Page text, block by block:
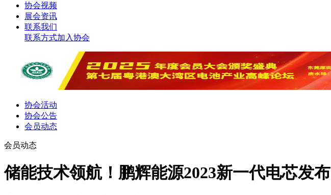
协会视频
展会资讯
联系我们
联系方式加入协会
协会活动
协会公告
会员动态
会员动态
储能技术领航！鹏辉能源2023新一代电芯发布